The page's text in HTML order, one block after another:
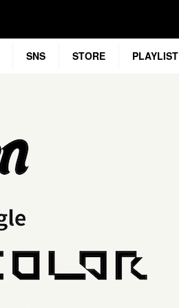
SNS STORE PLAYLIST